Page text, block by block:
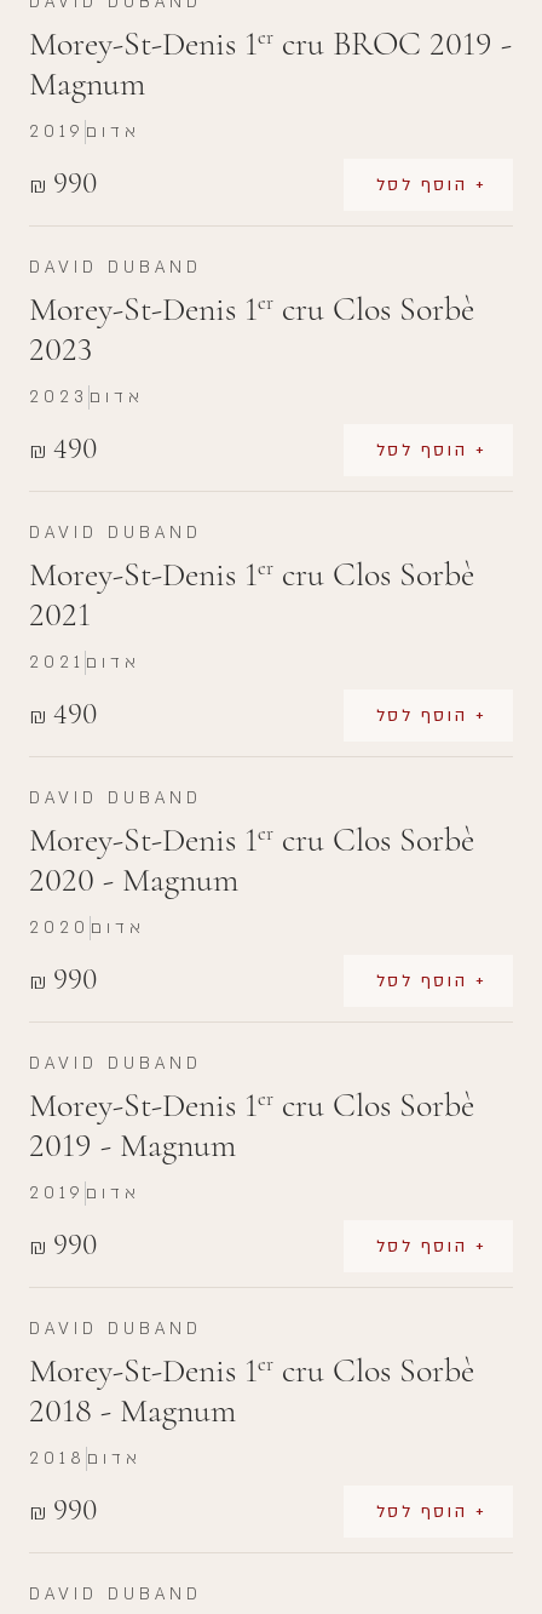
Morey-St-Denis 1er cru BROC 2019 -
Magnum
₪ 990 + הוסף לסל
2019 אדום
DAVID DUBAND
Morey-St-Denis 1er cru Clos Sorbè
2023
₪ 490 + הוסף לסל
2023 אדום
DAVID DUBAND
Morey-St-Denis 1er cru Clos Sorbè
2021
₪ 490 + הוסף לסל
2021 אדום
DAVID DUBAND
Morey-St-Denis 1er cru Clos Sorbè
2020 - Magnum
₪ 990 + הוסף לסל
2020 אדום
DAVID DUBAND
Morey-St-Denis 1er cru Clos Sorbè
2019 - Magnum
₪ 990 + הוסף לסל
2019 אדום
DAVID DUBAND
Morey-St-Denis 1er cru Clos Sorbè
2018 - Magnum
₪ 990 + הוסף לסל
2018 אדום
DAVID DUBAND